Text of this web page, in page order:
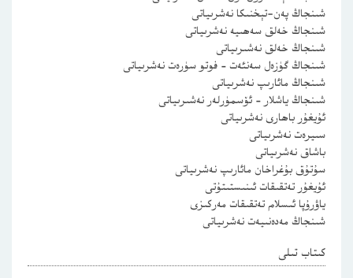
شىنجاڭ پەن-تېخنىكا نەشرىياتى
شىنجاڭ خەلق سەھىيە نەشرىياتى
شىنجاڭ خەلق نەشىرىياتى
شىنجاڭ گۈزەل سەنئەت – فوتو سۈرەت نەشرىياتى
شىنجاڭ مائارىپ نەشرىياتى
شىنجاڭ ياشلار – ئۆسمۈرلەر نەشىرىياتى
ئۇيغۇر باھارى نەشرىياتى
سىيرەت نەشرىياتى
باشاق نەشرىياتى
سۇتۇق بۇغراخان مائارىپ نەشرىياتى
ئۇيغۇر تەتقىقات ئىنىستىتۇتى
ياۋرۇپا ئىسلام تەتقىقات مەركىزى
شىنجاڭ مەدەنىيەت نەشرىياتى
كىتاب تىلى